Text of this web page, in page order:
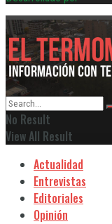
No Result
View All Result
Actualidad
Entrevistas
Editoriales
Opinión